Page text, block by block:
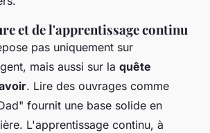
et de l'apprentissage continu
pas uniquement sur
mais aussi sur la quête
. Lire des ouvrages comme
fournit une base solide en
L'apprentissage continu, à